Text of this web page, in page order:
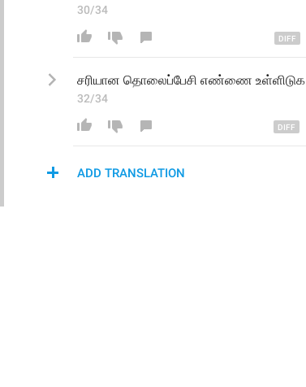
30/34
சரியான தொலைப்பேசி எண்ணை உள்ளிடுக
32/34
ADD TRANSLATION